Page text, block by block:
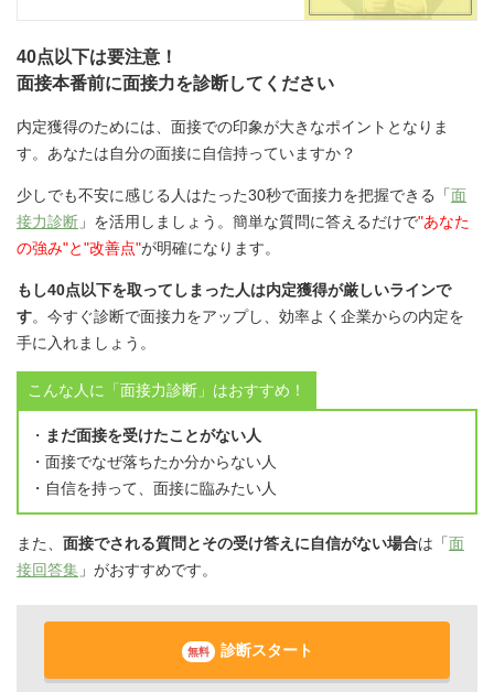
40点以下は要注意！
面接本番前に面接力を診断してください
内定獲得のためには、面接での印象が大きなポイントとなりま
す。あなたは自分の面接に自信持っていますか？
少しでも不安に感じる人はたった30秒で面接力を把握できる「面
接力診断 」を活用しましょう。簡単な質問に答えるだけで"あなた
の強み"と"改善点"が明確になります。
もし40点以下を取ってしまった人は内定獲得が厳しいラインで
す。今すぐ診断で面接力をアップし、効率よく企業からの内定を
手に入れましょう。
こんな人に「面接力診断」はおすすめ！
・ まだ面接を受けたことがない人
・面接でなぜ落ちたか分からない人
・自信を持って、面接に臨みたい人
また、 面接でされる質問とその受け答えに自信がない場合は「面
接回答集 」がおすすめです。
無料 診断スタート